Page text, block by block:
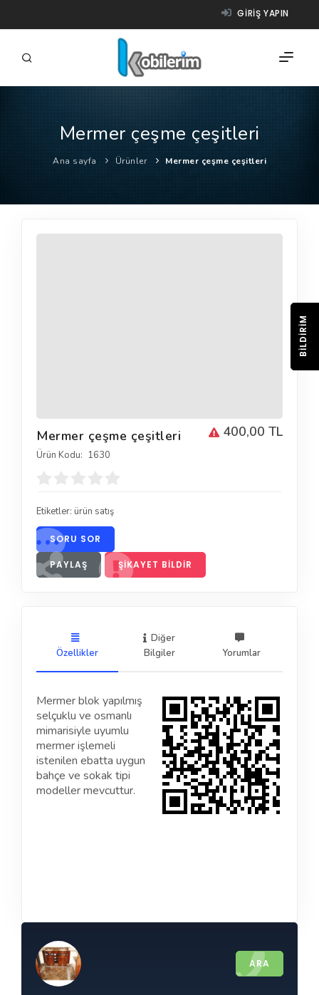
GIRIŞ YAPIN
FIRMALAR
ÜRÜNLER
NASIL ÇALIŞIR?
YARDIM
Mermer çeşme çeşitleri
Ana sayfa Ürünler Mermer çeşme çeşitleri
400,00 TL
Mermer çeşme çeşitleri
Ürün Kodu: 1630
Etiketler: ürün satış
SORU SOR
PAYLAŞ ŞIKAYET BILDIR
Özellikler
Diğer
Bilgiler
Yorumlar
Mermer blok yapılmış
selçuklu ve osmanlı
mimarisiyle uyumlu
mermer işlemeli
istenilen ebatta uygun
bahçe ve sokak tipi
modeller mevcuttur.
ARA
BILDIRIM